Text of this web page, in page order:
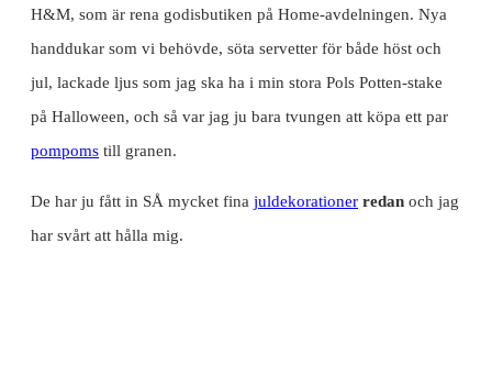
H&M, som är rena godisbutiken på Home-avdelningen. Nya
handdukar som vi behövde, söta servetter för både höst och
jul, lackade ljus som jag ska ha i min stora Pols Potten-stake
på Halloween, och så var jag ju bara tvungen att köpa ett par
pompoms till granen.
De har ju fått in SÅ mycket fina juldekorationer redan och jag
har svårt att hålla mig.